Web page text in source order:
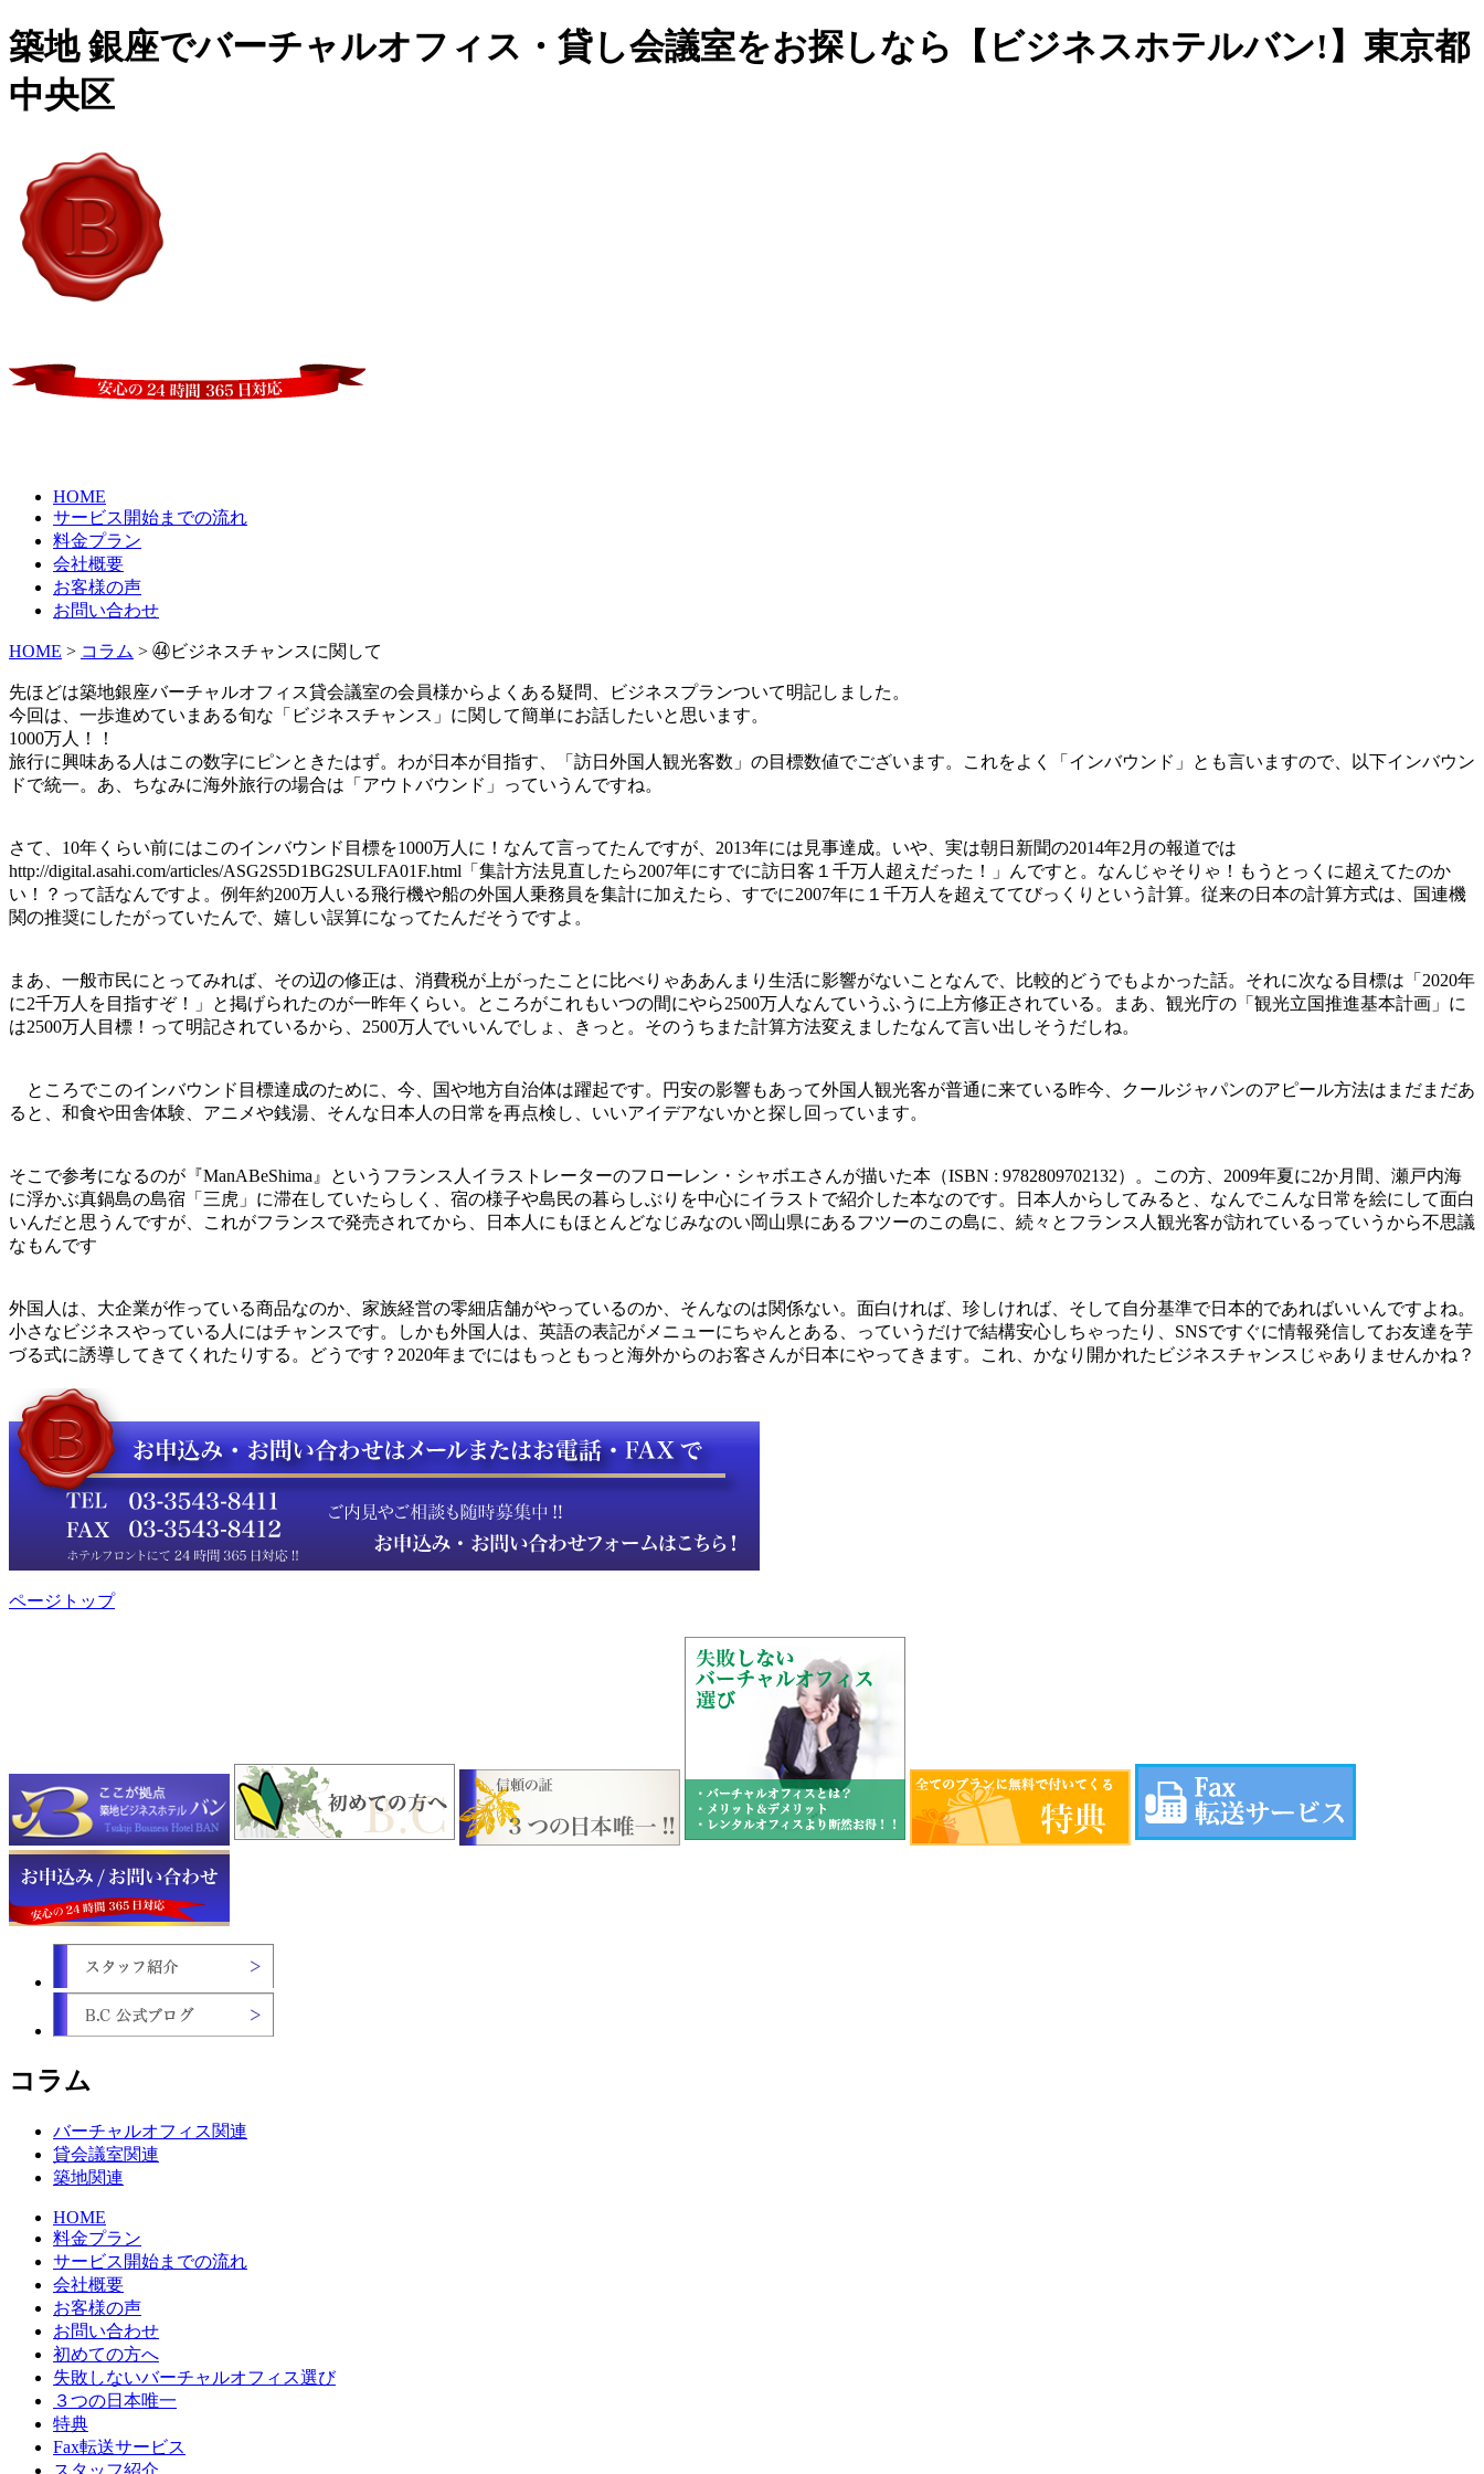
築地 銀座でバーチャルオフィス・貸し会議室をお探しなら【ビジネスホテルバン!】東京都
中央区
HOME
サービス開始までの流れ
料金プラン
会社概要
お客様の声
お問い合わせ
HOME > コラム > ㊹ビジネスチャンスに関して
先ほどは築地銀座バーチャルオフィス貸会議室の会員様からよくある疑問、ビジネスプランついて明記しました。
今回は、一歩進めていまある旬な「ビジネスチャンス」に関して簡単にお話したいと思います。
1000万人！！
旅行に興味ある人はこの数字にピンときたはず。わが日本が目指す、「訪日外国人観光客数」の目標数値でございます。これをよく「インバウンド」とも言いますので、以下インバウン
ドで統一。あ、ちなみに海外旅行の場合は「アウトバウンド」っていうんですね。
さて、10年くらい前にはこのインバウンド目標を1000万人に！なんて言ってたんですが、2013年には見事達成。いや、実は朝日新聞の2014年2月の報道では
http://digital.asahi.com/articles/ASG2S5D1BG2SULFA01F.html「集計方法見直したら2007年にすでに訪日客１千万人超えだった！」んですと。なんじゃそりゃ！もうとっくに超えてたのか
い！？って話なんですよ。例年約200万人いる飛行機や船の外国人乗務員を集計に加えたら、すでに2007年に１千万人を超えててびっくりという計算。従来の日本の計算方式は、国連機
関の推奨にしたがっていたんで、嬉しい誤算になってたんだそうですよ。
まあ、一般市民にとってみれば、その辺の修正は、消費税が上がったことに比べりゃああんまり生活に影響がないことなんで、比較的どうでもよかった話。それに次なる目標は「2020年
に2千万人を目指すぞ！」と掲げられたのが一昨年くらい。ところがこれもいつの間にやら2500万人なんていうふうに上方修正されている。まあ、観光庁の「観光立国推進基本計画」に
は2500万人目標！って明記されているから、2500万人でいいんでしょ、きっと。そのうちまた計算方法変えましたなんて言い出しそうだしね。
ところでこのインバウンド目標達成のために、今、国や地方自治体は躍起です。円安の影響もあって外国人観光客が普通に来ている昨今、クールジャパンのアピール方法はまだまだあ
ると、和食や田舎体験、アニメや銭湯、そんな日本人の日常を再点検し、いいアイデアないかと探し回っています。
そこで参考になるのが『ManABeShima』というフランス人イラストレーターのフローレン・シャボエさんが描いた本（ISBN : 9782809702132）。この方、2009年夏に2か月間、瀬戸内海
に浮かぶ真鍋島の島宿「三虎」に滞在していたらしく、宿の様子や島民の暮らしぶりを中心にイラストで紹介した本なのです。日本人からしてみると、なんでこんな日常を絵にして面白
いんだと思うんですが、これがフランスで発売されてから、日本人にもほとんどなじみなのい岡山県にあるフツーのこの島に、続々とフランス人観光客が訪れているっていうから不思議
なもんです
外国人は、大企業が作っている商品なのか、家族経営の零細店舗がやっているのか、そんなのは関係ない。面白ければ、珍しければ、そして自分基準で日本的であればいいんですよね。
小さなビジネスやっている人にはチャンスです。しかも外国人は、英語の表記がメニューにちゃんとある、っていうだけで結構安心しちゃったり、SNSですぐに情報発信してお友達を芋
づる式に誘導してきてくれたりする。どうです？2020年までにはもっともっと海外からのお客さんが日本にやってきます。これ、かなり開かれたビジネスチャンスじゃありませんかね？
ページトップ
コラム
バーチャルオフィス関連
貸会議室関連
築地関連
HOME
料金プラン
サービス開始までの流れ
会社概要
お客様の声
お問い合わせ
初めての方へ
失敗しないバーチャルオフィス選び
３つの日本唯一
特典
Fax転送サービス